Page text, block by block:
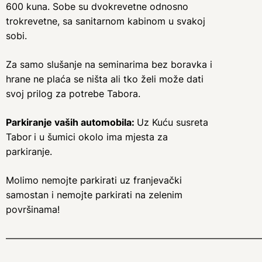
600 kuna. Sobe su dvokrevetne odnosno
trokrevetne, sa sanitarnom kabinom u svakoj
sobi.
Za samo slušanje na seminarima bez boravka i
hrane ne plaća se ništa ali tko želi može dati
svoj prilog za potrebe Tabora.
Parkiranje vaših automobila: Uz Kuću susreta
Tabor i u šumici okolo ima mjesta za
parkiranje.
Molimo nemojte parkirati uz franjevački
samostan i nemojte parkirati na zelenim
površinama!